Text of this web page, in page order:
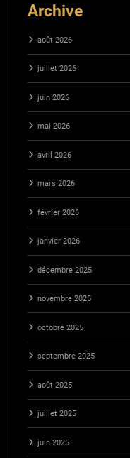
Archive
août 2026
juillet 2026
juin 2026
mai 2026
avril 2026
mars 2026
février 2026
janvier 2026
décembre 2025
novembre 2025
octobre 2025
septembre 2025
août 2025
juillet 2025
juin 2025